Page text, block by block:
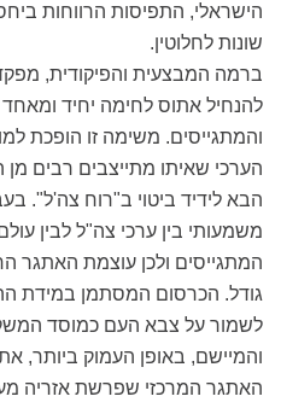
הישראלי, התפיסות הרווחות
שונות לחלוטין.
ברמה המבצעית והפיקודית,
להנחיל אתוס לחימה יחיד
והמתגייסים. משימה זו הופכת
הערכי שאיתו מתייצבים רבים מן
הבא לידיד ביטוי ב"רוח צה'ל".
משמעותי בין ערכי צה"ל לבין
המתגייסים ולכן עוצמת האתגר
גודל. הכרסום המסתמן במידת
לשמור על צבא העם כמוסד
והמיישם, באופן העמוק ביותר,
האתגר המרכזי שפרשת אזריה